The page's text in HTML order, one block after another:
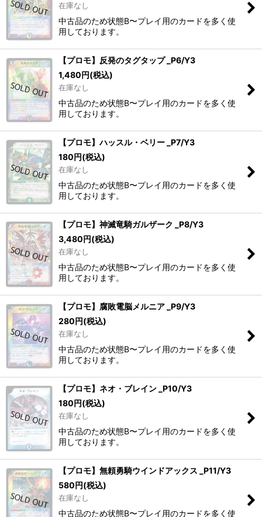
在庫なし
中古品のため状態B〜プレイ用のカードを多く使
用しております。
【プロモ】反発のタグタップ _P6/Y3
1,480円(税込)
在庫なし
中古品のため状態B〜プレイ用のカードを多く使
用しております。
【プロモ】ハッスル・ベリー _P7/Y3
180円(税込)
在庫なし
中古品のため状態B〜プレイ用のカードを多く使
用しております。
【プロモ】神滅竜騎ガルザーク _P8/Y3
3,480円(税込)
在庫なし
中古品のため状態B〜プレイ用のカードを多く使
用しております。
【プロモ】腐敗電脳メルニア _P9/Y3
280円(税込)
在庫なし
中古品のため状態B〜プレイ用のカードを多く使
用しております。
【プロモ】ネオ・ブレイン _P10/Y3
180円(税込)
在庫なし
中古品のため状態B〜プレイ用のカードを多く使
用しております。
【プロモ】無頼勇騎ウインドアックス _P11/Y3
580円(税込)
在庫なし
中古品のため状態B〜プレイ用のカードを多く使